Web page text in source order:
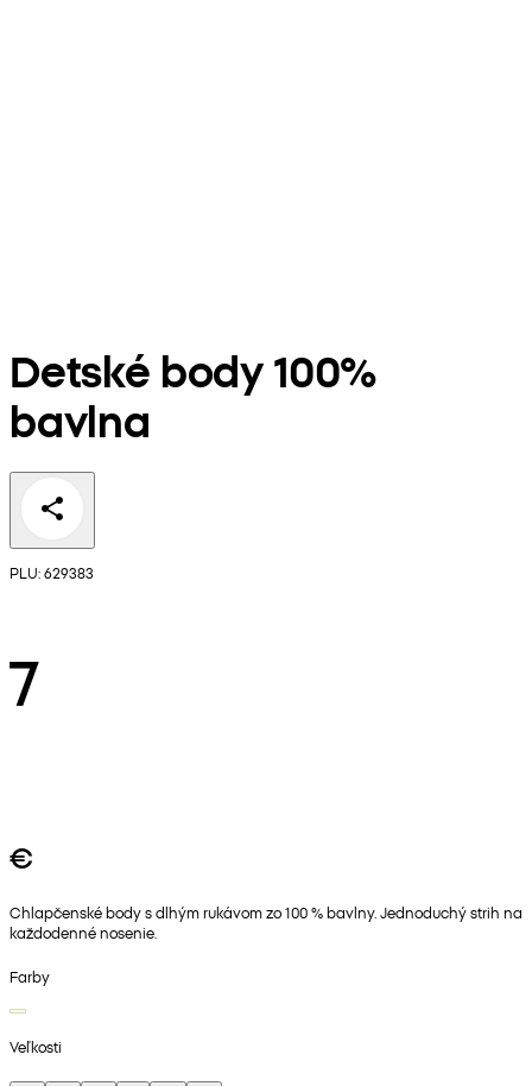
Detské body 100%
bavlna
PLU: 629383
7
€
Chlapčenské body s dlhým rukávom zo 100 % bavlny. Jednoduchý strih na
každodenné nosenie.
Farby
Veľkosti